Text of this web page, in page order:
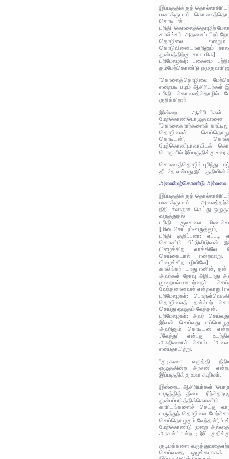
இப்பகுதிக்குத்
மணக்குடவர்:
கொடியன்;
பரிதி: கொலைத்தொழிற்
காலிங்கர்: அதனைப் பிறர்
தொழிலை
கொடுவினையாளரினும்
துன்பத்திற்கு: சால-மிக]
பரிமேலழகர்: பகைமை
தம்மேற்கொண்டு
'கொலைத்தொழிலை
என்றபடி பழம் ஆசிரியர்கள்
பரிதி கொலைத்தொழில்
குறிக்கிறார்.
இன்றைய
'கொலைகாரர்களைக்
தொழிலைச்
கொடியன்',
மேற்கொண்டாரைவிடக்
பொருளில் இப்பகுதிக்கு
கொலைத்தொழில் புரிந்து
தீயதே என்பது இப்பகுதியின்
அலைமேற்கொண்டு அல்லவை
இப்பகுதிக்குத்
மணக்குடவர்:
நீதியல்லாதன செய்து
வருத்துதல்]
பரிதி: குடிகளை
[மிடைசெய்யும்-வருத்தும்]
பரிதி குறிப்புரை:
கொண்டு
பிழைக்கிற வாக்கிலே
செய்கையால் என்றவாறு.
பிழைக்கிற வழியிலே]
காலிங்கர்: யாது எனின்,
அவர்கள் நோவு அறியாது
முறையல்லனவற்றைச்
வேந்தனானவன்
பரிமேலழகர்:
தொழிலைத் தன்மேற்
செய்து ஒழுகும் வேந்தன்.
பரிமேலழகர்: அவர்
இவன் செய்வது
அவரினும் கொடியன்
.'வேந்து' என்பது
அஃறிணைச் சொல். 'அலை
என்பதாயிற்று.
'குடிகளை வருத்தி
ஒழுகுகின்ற அரசன்'
இப்பகுதிக்கு உரை கூறினர்.
இன்றைய ஆசிரியர்கள்
வருத்தித் தீமை
காரியங்களைச் செய்து
வருத்துந் தொழிலை
செய்தொழுகும் வேந்தன்',
மேற்கொண்டு முறை
அரசன் ' என்றபடி
குடிமக்களை
செய்வதை